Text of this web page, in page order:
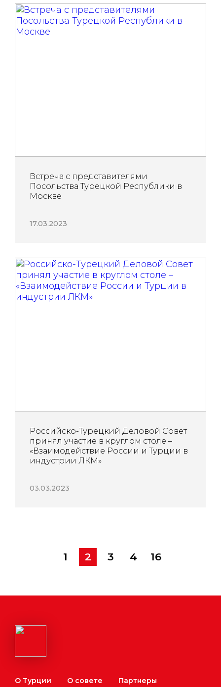
Встреча с представителями
Посольства Турецкой Республики в
Москве
17.03.2023
Российско-Турецкий Деловой Совет
принял участие в круглом столе –
«Взаимодействие России и Турции в
индустрии ЛКМ»
03.03.2023
1 2 3 4 16
О Турции О совете Партнеры